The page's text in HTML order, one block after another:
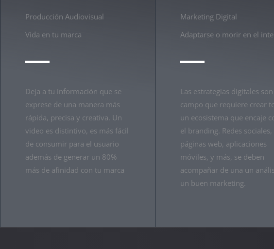
Producción Audiovisual
Vida en tu marca
Deja a tu información que se
exprese de una manera más
rápida, precisa y creativa. Un
video es distintivo, es más fácil
de consumir para el usuario
además de generar un 80%
más de afinidad con tu marca
Marketing Digital
Adaptarse o morir en el
Las estrategias digitales
campo que requiere crear
un ecosistema que encaje
el branding. Redes sociales,
páginas web, aplicaciones
móviles, y más, se deben
acompañar de una un
un buen marketing.